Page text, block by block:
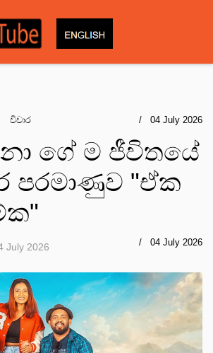
විචාර 04 July 2026
ගේ ම ජීවිතයේ
පරමාණුව "ඒක
July 2026 04 July 2026